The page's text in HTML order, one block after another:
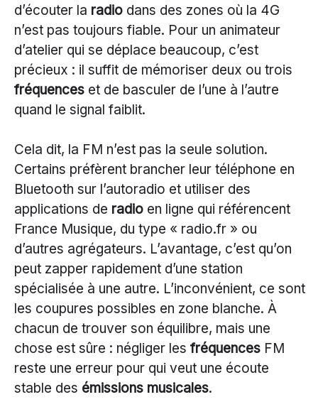
d’écouter la radio dans des zones où la 4G
n’est pas toujours fiable. Pour un animateur
d’atelier qui se déplace beaucoup, c’est
précieux : il suffit de mémoriser deux ou trois
fréquences et de basculer de l’une à l’autre
quand le signal faiblit.
Cela dit, la FM n’est pas la seule solution.
Certains préfèrent brancher leur téléphone en
Bluetooth sur l’autoradio et utiliser des
applications de radio en ligne qui référencent
France Musique, du type « radio.fr » ou
d’autres agrégateurs. L’avantage, c’est qu’on
peut zapper rapidement d’une station
spécialisée à une autre. L’inconvénient, ce sont
les coupures possibles en zone blanche. À
chacun de trouver son équilibre, mais une
chose est sûre : négliger les fréquences FM
reste une erreur pour qui veut une écoute
stable des émissions musicales.